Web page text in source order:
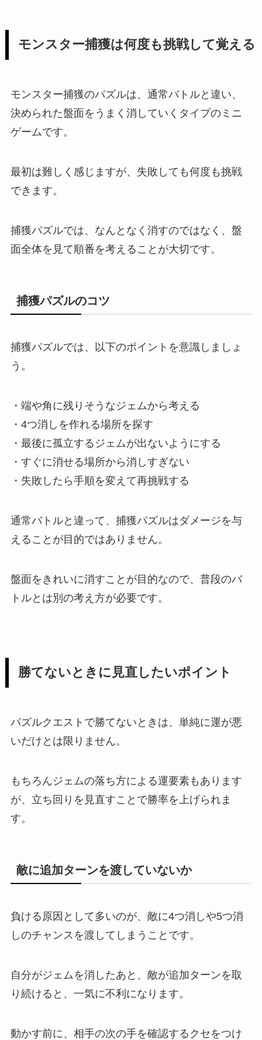
モンスター捕獲は何度も挑戦して覚える
モンスター捕獲のパズルは、通常バトルと違い、
決められた盤面をうまく消していくタイプのミニ
ゲームです。
最初は難しく感じますが、失敗しても何度も挑戦
できます。
捕獲パズルでは、なんとなく消すのではなく、盤
面全体を見て順番を考えることが大切です。
捕獲パズルのコツ
捕獲パズルでは、以下のポイントを意識しましょ
う。
・端や角に残りそうなジェムから考える
・4つ消しを作れる場所を探す
・最後に孤立するジェムが出ないようにする
・すぐに消せる場所から消しすぎない
・失敗したら手順を変えて再挑戦する
通常バトルと違って、捕獲パズルはダメージを与
えることが目的ではありません。
盤面をきれいに消すことが目的なので、普段のバ
トルとは別の考え方が必要です。
勝てないときに見直したいポイント
パズルクエストで勝てないときは、単純に運が悪
いだけとは限りません。
もちろんジェムの落ち方による運要素もあります
が、立ち回りを見直すことで勝率を上げられま
す。
敵に追加ターンを渡していないか
負ける原因として多いのが、敵に4つ消しや5つ消
しのチャンスを渡してしまうことです。
自分がジェムを消したあと、敵が追加ターンを取
り続けると、一気に不利になります。
動かす前に、相手の次の手を確認するクセをつけ